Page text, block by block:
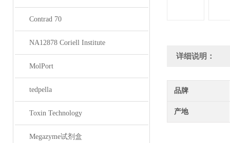
Contrad 70
NA12878 Coriell Institute
MolPort
tedpella
Toxin Technology
Megazyme试剂盒
详细说明：
品牌
产地